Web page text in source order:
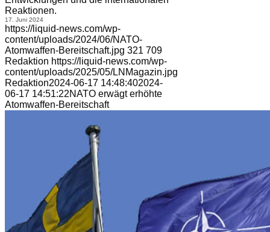
Reaktionen.
17. Juni 2024
https://liquid-news.com/wp-
content/uploads/2024/06/NATO-
Atomwaffen-Bereitschaft.jpg 321 709
Redaktion https://liquid-news.com/wp-
content/uploads/2025/05/LNMagazin.jpg
Redaktion2024-06-17 14:48:402024-
06-17 14:51:22NATO erwägt erhöhte
Atomwaffen-Bereitschaft